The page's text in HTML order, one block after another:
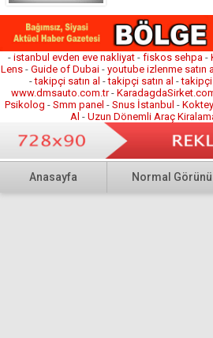
nakliye fiyatları ile
sunuyor. Firmamız
- istanbul evden eve nakliyat- fiskos sehpa-
Lens - Guide of Dubai - youtube izlenme satın
-takipçi satın al -takipçi satın al -takipçi
www.dmsauto.com.tr-
Psikolog - Smm panel - Snus İstanbul -
Al - Uzun Dönemli Araç
Anasayfa Normal